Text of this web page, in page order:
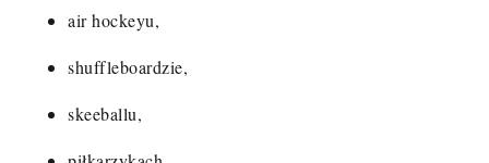
air hockeyu,
shuffleboardzie,
skeeballu,